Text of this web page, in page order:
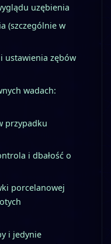
uzębienia
(szczególnie w
ustawienia zębów
wadach:
przypadku
i dbałość o
porcelanowej
i jedynie